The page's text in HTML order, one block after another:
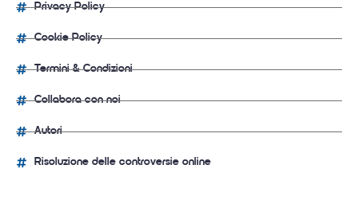
Privacy Policy
Cookie Policy
Termini & Condizioni
Collabora con noi
Autori
Risoluzione delle controversie online